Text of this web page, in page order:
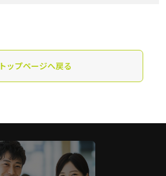
トップページへ戻る